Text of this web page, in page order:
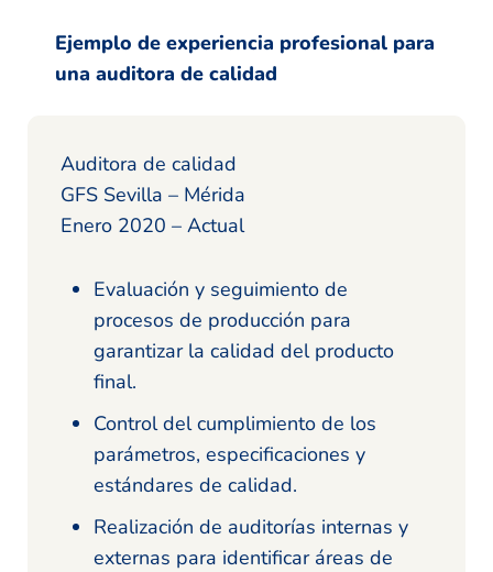
Ejemplo de experiencia profesional para
una auditora de calidad
Auditora de calidad
GFS Sevilla – Mérida
Enero 2020 – Actual
Evaluación y seguimiento de
procesos de producción para
garantizar la calidad del producto
final.
Control del cumplimiento de los
parámetros, especificaciones y
estándares de calidad.
Realización de auditorías internas y
externas para identificar áreas de